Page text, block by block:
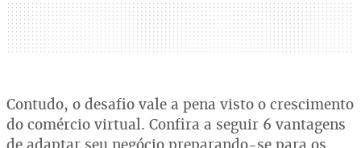
Contudo, o desafio vale a pena visto o crescimento
do comércio virtual. Confira a seguir 6 vantagens